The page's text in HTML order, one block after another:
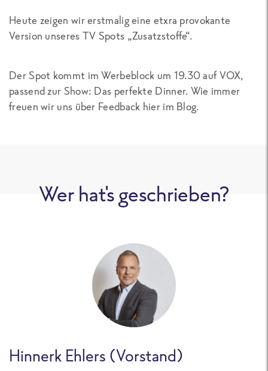
Heute zeigen wir erstmalig eine etxra provokante
Version unseres TV Spots „Zusatzstoffe“.
Der Spot kommt im Werbeblock um 19.30 auf VOX,
passend zur Show: Das perfekte Dinner. Wie immer
freuen wir uns über Feedback hier im Blog.
Wer hat's geschrieben?
Hinnerk Ehlers (Vorstand)